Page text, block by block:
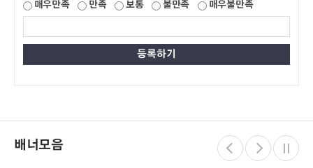
매우만족 만족 보통 불만족 매우불만족
배너모음